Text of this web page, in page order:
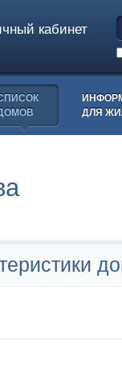
кабинет
ДЛЯ